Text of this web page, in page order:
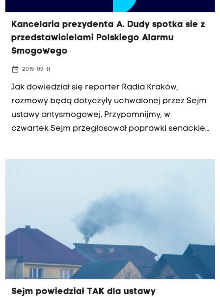
Kancelaria prezydenta A. Dudy spotka sie z
przedstawicielami Polskiego Alarmu
Smogowego
date_range 2015-09-11
Jak dowiedział się reporter Radia Kraków,
rozmowy będą dotyczyły uchwalonej przez Sejm
ustawy antysmogowej. Przypomnijmy, w
czwartek Sejm przegłosował poprawki senackie
węgla opałowego. Teraz ustawa musi zostać
Sejm powiedział TAK dla ustawy